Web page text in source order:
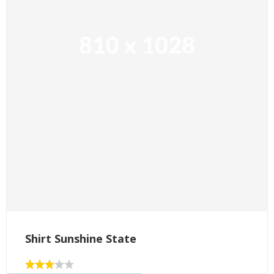
Shirt Sunshine State